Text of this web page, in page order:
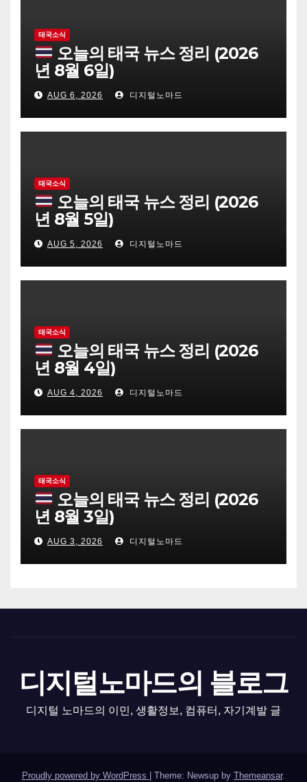
태국소식
오늘의 태국 뉴스 정리 (2026
년 8월 6일)
AUG 6, 2026 디지털노마드
태국소식
오늘의 태국 뉴스 정리 (2026
년 8월 5일)
AUG 5, 2026 디지털노마드
태국소식
오늘의 태국 뉴스 정리 (2026
년 8월 4일)
AUG 4, 2026 디지털노마드
태국소식
오늘의 태국 뉴스 정리 (2026
년 8월 3일)
AUG 3, 2026 디지털노마드
디지털노마드의 블로그
디지털 노마드의 이민, 생활정보, 컴퓨터, 자기계발 글
Proudly powered by WordPress Theme: Newsup by Themeansar.